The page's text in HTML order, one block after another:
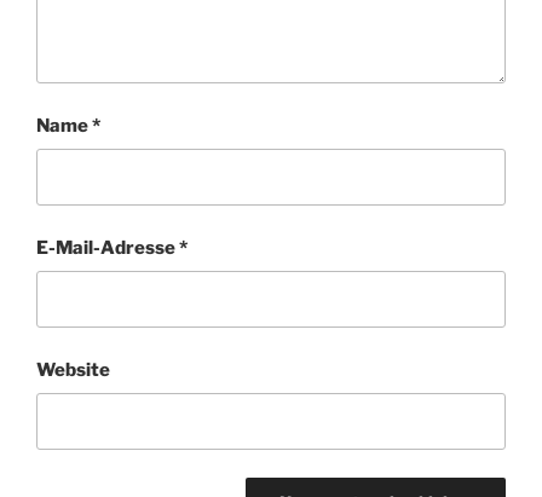
Name*
E-Mail-Adresse*
Website